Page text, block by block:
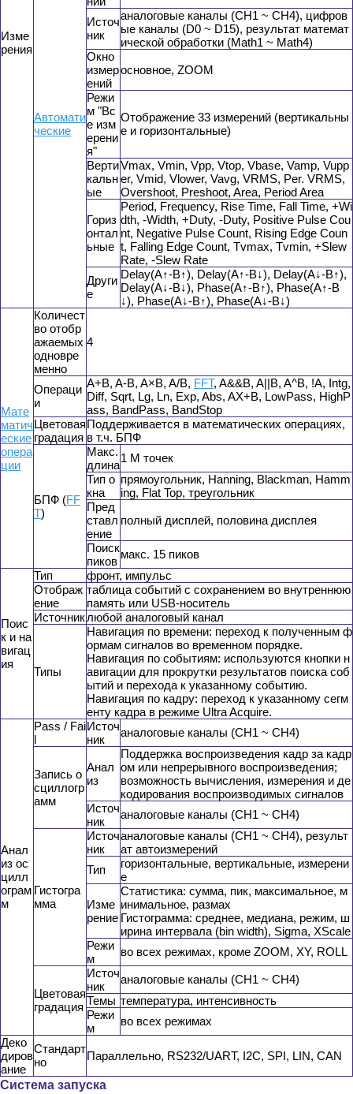
Изме
рения
Автомати
ческие
Источ
ник
аналоговые каналы (CH1 ~ CH4), цифров
ые каналы (D0 ~ D15), результат математ
ической обработки (Math1 ~ Math4)
Окно
измер
ений
основное, ZOOM
Режи
м "Вс
е изм
ерени
я"
Отображение 33 измерений (вертикальны
е и горизонтальные)
Верти
кальн
ые
Vmax, Vmin, Vpp, Vtop, Vbase, Vamp, Vupp
er, Vmid, Vlower, Vavg, VRMS, Per. VRMS,
Overshoot, Preshoot, Area, Period Area
Гориз
онтал
ьные
Period, Frequency, Rise Time, Fall Time, +Wi
dth, -Width, +Duty, -Duty, Positive Pulse Cou
nt, Negative Pulse Count, Rising Edge Coun
t, Falling Edge Count, Tvmax, Tvmin, +Slew
Rate, -Slew Rate
Други
е
Delay(A↑-B↑), Delay(A↑-B↓), Delay(A↓-B↑),
Delay(A↓-B↓), Phase(A↑-B↑), Phase(A↑-B
↓), Phase(A↓-B↑), Phase(A↓-B↓)
Мате
матич
еские
опера
ции
Количест
во отобр
ажаемых
одновре
менно
4
Операци
и
A+B, A-B, A×B, A/B, FFT, A&&B, A||B, A^B, !A, Intg,
Diff, Sqrt, Lg, Ln, Exp, Abs, AX+B, LowPass, HighP
ass, BandPass, BandStop
Цветовая
градация
Поддерживается в математических операциях,
в т.ч. БПФ
БПФ (FF
T)
Макс.
длина
1 М точек
Тип о
кна
прямоугольник, Hanning, Blackman, Hamm
ing, Flat Top, треугольник
Пред
ставл
ение
полный дисплей, половина дисплея
Поиск
пиков
макс. 15 пиков
Поис
к и на
вигац
ия
Тип
фронт, импульс
Отображ
ение
таблица событий с сохранением во внутреннюю
память или USB-носитель
Источниклюбой аналоговый канал
Типы
Навигация по времени: переход к полученным ф
ормам сигналов во временном порядке.
Навигация по событиям: используются кнопки н
авигации для прокрутки результатов поиска соб
ытий и перехода к указанному событию.
Навигация по кадру: переход к указанному сегм
енту кадра в режиме Ultra Acquire.
Анал
из ос
цилл
ограм
м
Pass / Fai
l
Источ
ник
аналоговые каналы (CH1 ~ CH4)
Запись о
сциллогр
амм
Анал
из
Поддержка воспроизведения кадр за кадр
ом или непрерывного воспроизведения;
возможность вычисления, измерения и де
кодирования воспроизводимых сигналов
Источ
ник
аналоговые каналы (CH1 ~ CH4)
Гистогра
мма
Источ
ник
аналоговые каналы (CH1 ~ CH4), результ
ат автоизмерений
Тип
горизонтальные, вертикальные, измерени
е
Изме
рение
Статистика: сумма, пик, максимальное, м
инимальное, размах
Гистограмма: среднее, медиана, режим, ш
ирина интервала (bin width), Sigma, XScale
Режи
м
во всех режимах, кроме ZOOM, XY, ROLL
Цветовая
градация
Источ
ник
аналоговые каналы (CH1 ~ CH4)
Темы температура, интенсивность
Режи
м
во всех режимах
Деко
диров
ание
Стандарт
но
Параллельно, RS232/UART, I2C, SPI, LIN, CAN
Система запуска